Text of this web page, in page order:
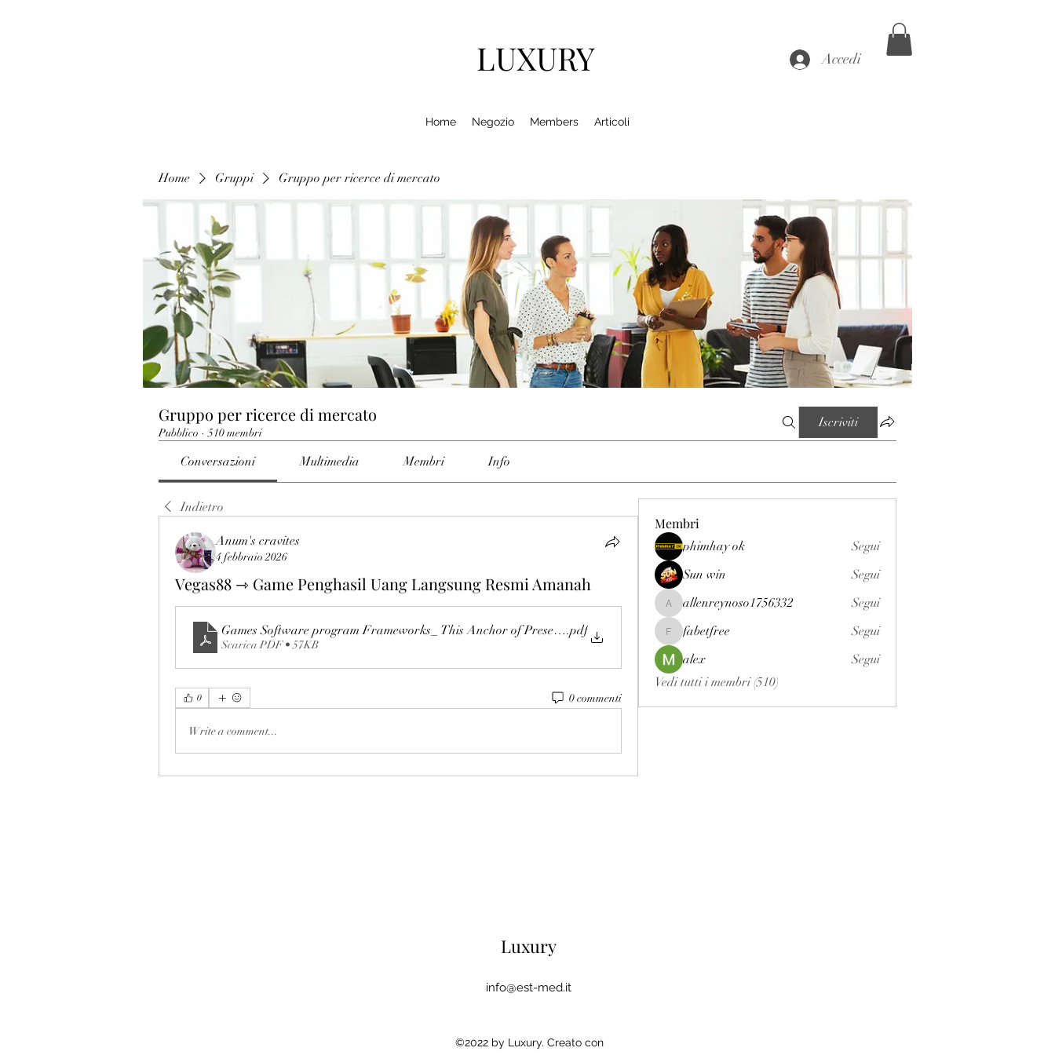
LUXURY Accedi
Home Negozio Members Articoli
Home Gruppi Gruppo per ricerce di mercato
Gruppo per ricerce di mercato
Pubblico · 510 membri
Iscriviti
Conversazioni Multimedia Membri Info
Indietro
Anum's cravites
4 febbraio 2026
Vegas88 ⇾ Game Penghasil Uang Langsung Resmi Amanah
Games Software program Frameworks_ This Anchor of Present day Activity Growth
.pdf
Scarica PDF • 57KB
0 0 commenti
Write a comment...
Membri
phimhay ok
Segui
Sun win
Segui
allenreynoso1756332
allenreynoso1756332 Segui
fabetfree
fabetfree
Segui
alex
Segui
Vedi tutti i membri (510)
Luxury
info@est-med.it
©2022 by Luxury. Creato con